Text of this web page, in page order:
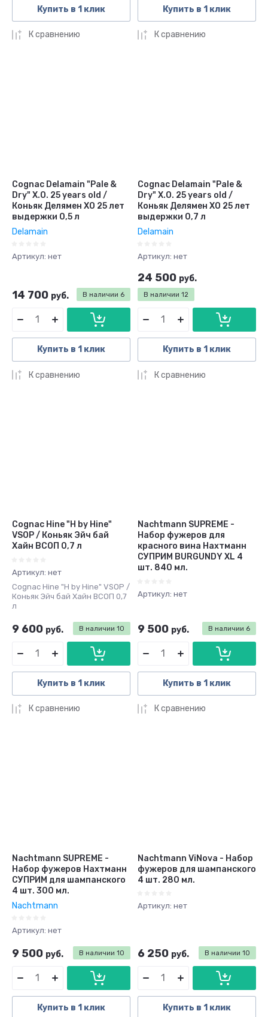
Купить в 1 клик
К сравнению
Купить в 1 клик
К сравнению
Cognac Delamain "Pale &
Dry" X.O. 25 years old /
Коньяк Делямен ХО 25 лет
выдержки 0,5 л
Delamain
Артикул: нет
В наличии 6
14 700 руб.
Купить в 1 клик
К сравнению
Cognac Delamain "Pale &
Dry" X.O. 25 years old /
Коньяк Делямен ХО 25 лет
выдержки 0,7 л
Delamain
Артикул: нет
В наличии 12
24 500 руб.
Купить в 1 клик
К сравнению
Cognac Hine "H by Hine"
VSOP / Коньяк Эйч бай
Хайн ВСОП 0,7 л
Артикул: нет
Cognac Hine "H by Hine" VSOP /
Коньяк Эйч бай Хайн ВСОП 0,7
л
В наличии 10
9 600 руб.
Купить в 1 клик
К сравнению
Nachtmann SUPREME -
Набор фужеров для
красного вина Нахтманн
СУПРИМ BURGUNDY XL 4
шт. 840 мл.
Артикул: нет
В наличии 6
9 500 руб.
Купить в 1 клик
К сравнению
Nachtmann SUPREME -
Набор фужеров Нахтманн
СУПРИМ для шампанского
4 шт. 300 мл.
Nachtmann
Артикул: нет
В наличии 10
9 500 руб.
Купить в 1 клик
Nachtmann ViNova - Набор
фужеров для шампанского
4 шт. 280 мл.
Артикул: нет
В наличии 10
6 250 руб.
Купить в 1 клик